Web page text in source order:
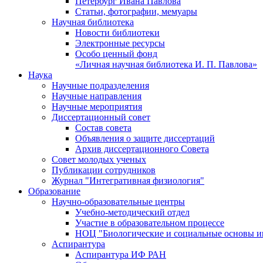
Статьи, фотографии, мемуары
Научная библиотека
Новости библиотеки
Электронные ресурсы
Особо ценный фонд
«Личная научная библиотека И. П. Павлова»
Наука
Научные подразделения
Научные направления
Научные мероприятия
Диссертационный совет
Состав совета
Объявления о защите диссертаций
Архив диссертационного Совета
Совет молодых ученых
Публикации сотрудников
Журнал "Интегративная физиология"
Образование
Научно-образовательные центры
Учебно-методический отдел
Участие в образовательном процессе
НОЦ "Биологические и социальные основы
Аспирантура
Аспирантура ИФ РАН